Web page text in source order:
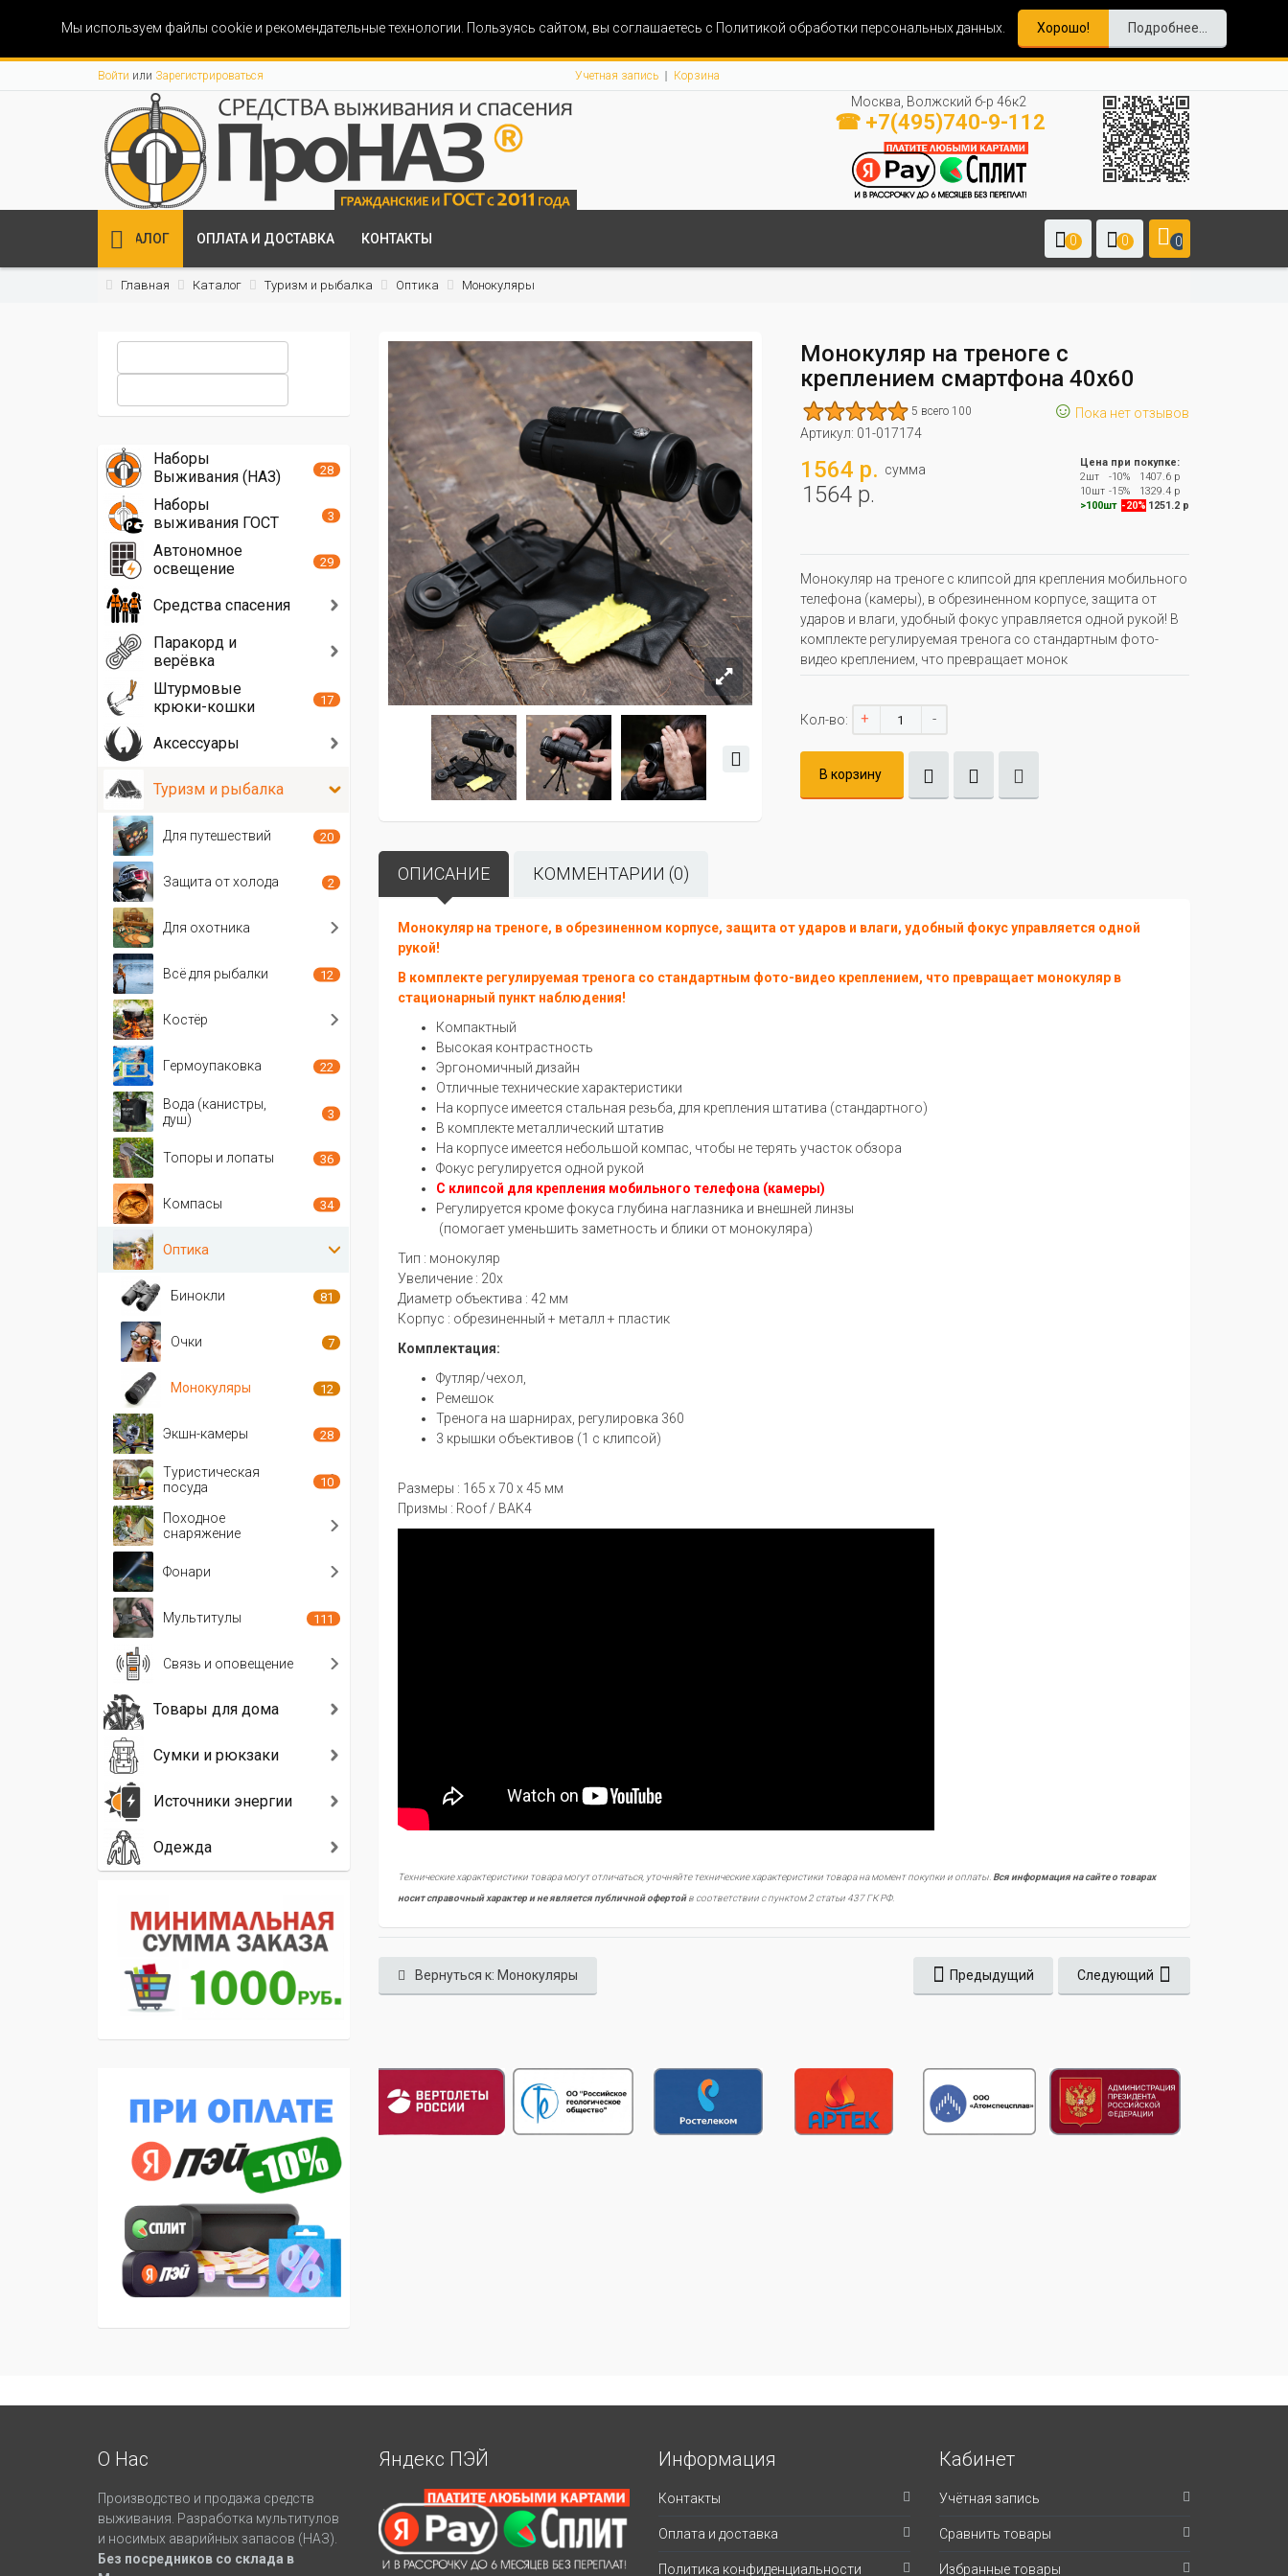
Мы используем файлы cookie и рекомендательные технологии. Пользуясь сайтом, вы соглашаетесь с Политикой обработки персональных данных. Хорошо! Подробнее...
Войти или Зарегистрироваться Учетная запись Корзина
Москва, Волжский б-р 46к2
☎ +7(495)740-9-112
КАТАЛОГ ОПЛАТА И ДОСТАВКА КОНТАКТЫ 0 0 0
Главная Каталог Туризм и рыбалка Оптика Монокуляры
Монокуляр на треноге с
креплением смартфона 40х60
5 всего 100 ☺ Пока нет отзывов
Артикул: 01-017174
1564 р. сумма
1564 р.
Цена при покупке:
2шт
-10%
1407.6 р
10шт -15%
1329.4 р
>100шт -20% 1251.2 р
Монокуляр на треноге с клипсой для крепления мобильного
телефона (камеры), в обрезиненном корпусе, защита от
ударов и влаги, удобный фокус управляется одной рукой! В
комплекте регулируемая тренога со стандартным фото-
видео креплением, что превращает монок
Кол-во: + -
В корзину
ОПИСАНИЕ КОММЕНТАРИИ (0)
Монокуляр на треноге, в обрезиненном корпусе, защита от ударов и влаги, удобный фокус управляется одной
рукой!
В комплекте регулируемая тренога со стандартным фото-видео креплением, что превращает монокуляр в
стационарный пункт наблюдения!
Компактный
Высокая контрастность
Эргономичный дизайн
Отличные технические характеристики
На корпусе имеется стальная резьба, для крепления штатива (стандартного)
В комплекте металлический штатив
На корпусе имеется небольшой компас, чтобы не терять участок обзора
Фокус регулируется одной рукой
С клипсой для крепления мобильного телефона (камеры)
Регулируется кроме фокуса глубина наглазника и внешней линзы
(помогает уменьшить заметность и блики от монокуляра)
Тип : монокуляр
Увеличение : 20x
Диаметр объектива : 42 мм
Корпус : обрезиненный + металл + пластик
Комплектация:
Футляр/чехол,
Ремешок
Тренога на шарнирах, регулировка 360
3 крышки объективов (1 с клипсой)
Размеры : 165 х 70 х 45 мм
Призмы : Roof / BAK4
Технические характеристики товара могут отличаться, уточняйте технические характеристики товара на момент покупки и оплаты. Вся информация на сайте о товарах
носит справочный характер и не является публичной офертойв соответствии с пунктом 2 статьи 437 ГК РФ.
Вернуться к: Монокуляры Предыдущий Следующий
Наборы
Выживания (НАЗ)
28
Наборы
выживания ГОСТ
3
Автономное
освещение
29
Средства спасения
Паракорд и
верёвка
Штурмовые
крюки-кошки
17
Аксессуары
Туризм и рыбалка
Для путешествий 20
Защита от холода 2
Для охотника
Всё для рыбалки 12
Костёр
Гермоупаковка 22
Вода (канистры,
душ)
3
Топоры и лопаты 36
Компасы 34
Оптика
Бинокли 81
Очки 7
Монокуляры 12
Экшн-камеры 28
Туристическая
посуда
10
Походное
снаряжение
Фонари
Мультитулы 111
Связь и оповещение
Товары для дома
Сумки и рюкзаки
Источники энергии
Одежда
О Нас
Производство и продажа средств
выживания. Разработка мультитулов
и носимых аварийных запасов (НАЗ).
Без посредников со склада в
Яндекс ПЭЙ Информация
Контакты
Оплата и доставка
Политика конфиденциальности
Кабинет
Учётная запись
Сравнить товары
Избранные товары